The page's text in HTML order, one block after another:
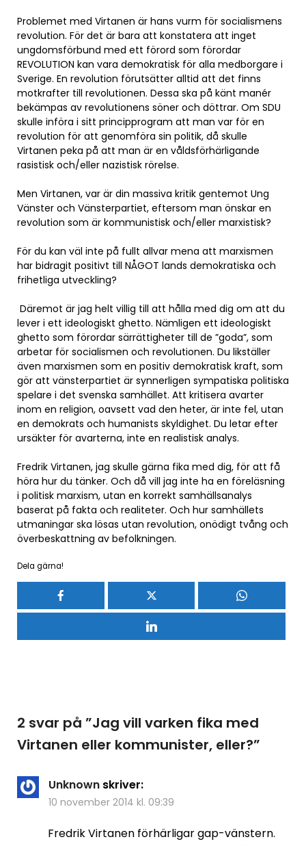
Problemet med Virtanen är hans vurm för socialismens
revolution. För det är bara att konstatera att inget
ungdomsförbund med ett förord som förordar
REVOLUTION kan vara demokratisk för alla medborgare i
Sverige. En revolution förutsätter alltid att det finns
motkrafter till revolutionen. Dessa ska på känt manér
bekämpas av revolutionens söner och döttrar. Om SDU
skulle införa i sitt principprogram att man var för en
revolution för att genomföra sin politik, då skulle
Virtanen peka på att man är en våldsförhärligande
rasistisk och/eller nazistisk rörelse.
Men Virtanen, var är din massiva kritik gentemot Ung
Vänster och Vänsterpartiet, eftersom man önskar en
revolution som är kommunistisk och/eller marxistisk?
För du kan väl inte på fullt allvar mena att marxismen
har bidragit positivt till NÅGOT lands demokratiska och
frihetliga utveckling?
Däremot är jag helt villig till att hålla med dig om att du
lever i ett ideologiskt ghetto. Nämligen ett ideologiskt
ghetto som förordar särrättigheter till de ”goda”, som
arbetar för socialismen och revolutionen. Du likställer
även marxismen som en positiv demokratisk kraft, som
gör att vänsterpartiet är synnerligen sympatiska politiska
spelare i det svenska samhället. Att kritisera avarter
inom en religion, oavsett vad den heter, är inte fel, utan
en demokrats och humanists skyldighet. Du letar efter
ursäkter för avarterna, inte en realistisk analys.
Fredrik Virtanen, jag skulle gärna fika med dig, för att få
höra hur du tänker. Och då vill jag inte ha en föreläsning
i politisk marxism, utan en korrekt samhällsanalys
baserat på fakta och realiteter. Och hur samhällets
utmaningar ska lösas utan revolution, onödigt tvång och
överbeskattning av befolkningen.
Dela gärna!
2 svar på ”Jag vill varken fika med
Virtanen eller kommunister, eller?”
Unknown skriver:
10 november 2014 kl. 09:39
Fredrik Virtanen förhärligar gap-vänstern.